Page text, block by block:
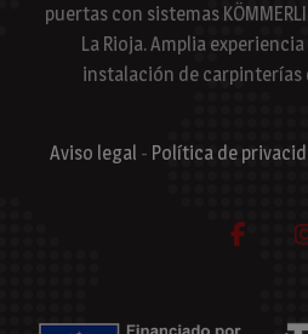
puertas con sistemas
La Rioja. Amplia
instalación de carpinterías
Aviso legal - Política de